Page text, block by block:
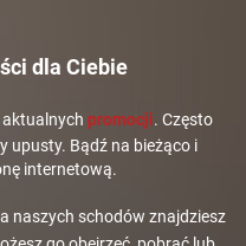
dla Ciebie
promocji. Często
upusty. Bądź na bieżąco i
internetową.
naszych schodów znajdziesz